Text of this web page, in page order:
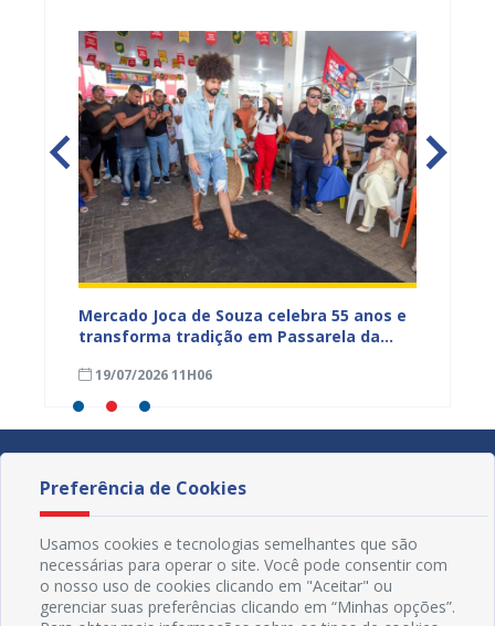
Mercado Joca de Souza celebra 55 anos e
transforma tradição em Passarela da
de Juazeiro
19/07/2026 11H06
Preferência de Cookies
Usamos cookies e tecnologias semelhantes que são
necessárias para operar o site. Você pode consentir com
o nosso uso de cookies clicando em "Aceitar" ou
gerenciar suas preferências clicando em “Minhas opções”.